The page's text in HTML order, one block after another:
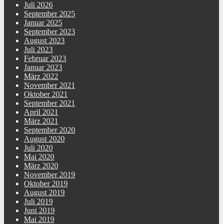
Juli 2026
September 2025
Januar 2025
September 2023
August 2023
Juli 2023
Februar 2023
Januar 2023
März 2022
November 2021
Oktober 2021
September 2021
April 2021
März 2021
September 2020
August 2020
Juli 2020
Mai 2020
März 2020
November 2019
Oktober 2019
August 2019
Juli 2019
Juni 2019
Mai 2019